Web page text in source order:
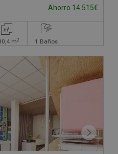
Ahorro 14.515€
m2 1 Baños